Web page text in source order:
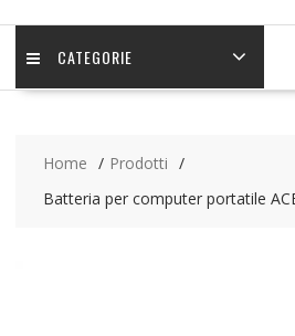
CATEGORIE
Home
Prodotti
Batteria per computer portatile